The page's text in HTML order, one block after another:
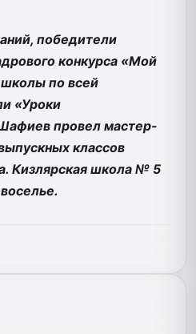
победители
конкурса «Мой
по всей
«Уроки
провел мастер-
классов
Кизлярская школа № 5